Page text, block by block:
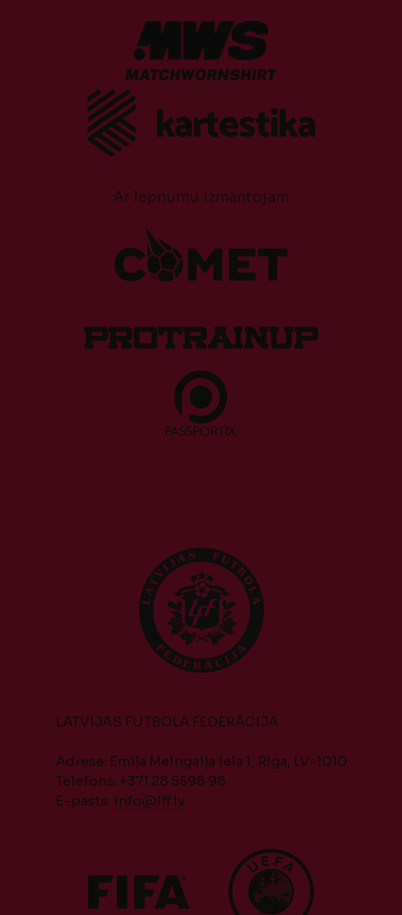
Ar lepnumu izmantojam
LATVIJAS FUTBOLA FEDERĀCIJA
Adrese: Emiļa Melngaiļa iela 1, Rīga, LV-1010
Telefons: +371 28 5598 98
E-pasts: info@lff.lv